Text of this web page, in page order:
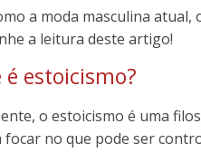
a moda masculina
a leitura deste artigo!
é estoicismo?
o estoicismo é uma
focar no que pode ser